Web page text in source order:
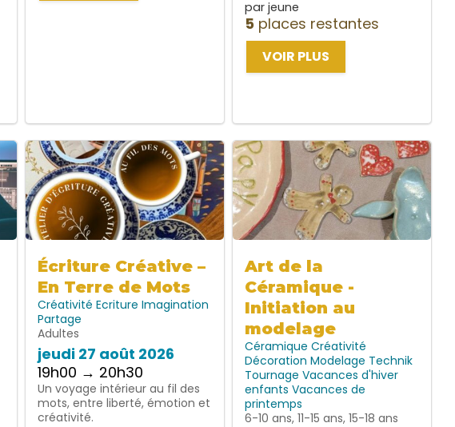
par jeune
5 places restantes
VOIR PLUS
Écriture Créative –
En Terre de Mots
Créativité Ecriture Imagination
Partage
Adultes
jeudi 27 août 2026
19h00 → 20h30
Un voyage intérieur au fil des
mots, entre liberté, émotion et
créativité.
Art de la
Céramique -
Initiation au
modelage
Céramique Créativité
Décoration Modelage Technik
Tournage Vacances d'hiver
enfants Vacances de
printemps
6-10 ans, 11-15 ans, 15-18 ans